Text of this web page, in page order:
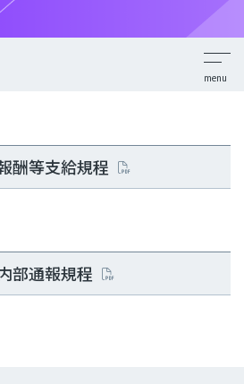
酬等支給規程
部通報規程